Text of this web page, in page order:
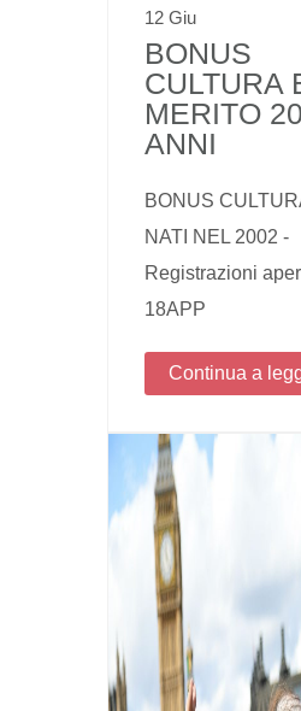
12 Giu
BONUS
CULTURA
MERITO
ANNI
BONUS
NATI NEL 2002 -
Registrazioni
18APP
Continua a